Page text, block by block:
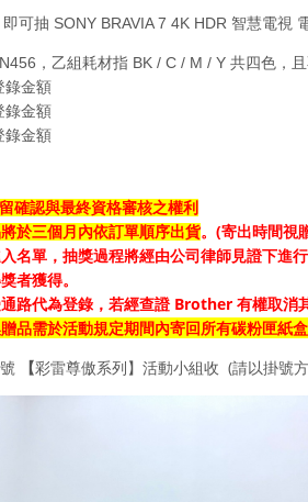
可抽 SONY BRAVIA 7 4K HDR 智慧電視
，乙組耗材指 BK / C / M / Y 共四色，
錄金額
錄金額
錄金額
確認與最終資格審核之權利
於三個月內依訂單順序出貨。 (寄出時間視
名單，抽獎過程將經由公司律師見證下進
者獲得。
路代為登錄，若經查證 Brother 有權取消
品需於活動規定期間內寄回所有碳粉匣紙
【彩雷尊傲系列】 活動小組收 (請以掛號